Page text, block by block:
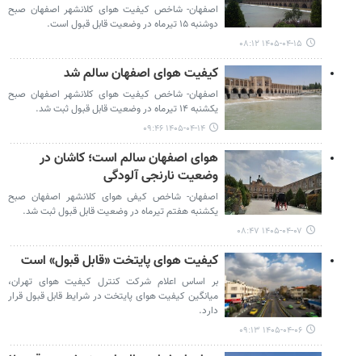
اصفهان- شاخص کیفیت هوای کلانشهر اصفهان صبح
دوشنبه ۱۵ تیرماه در وضعیت قابل قبول است.
۱۴۰۵-۰۴-۱۵ ۰۸:۱۲
کیفیت هوای اصفهان سالم شد
اصفهان- شاخص کیفیت هوای کلانشهر اصفهان صبح
یکشنبه ۱۴ تیرماه در وضعیت قابل قبول ثبت شد.
۱۴۰۵-۰۴-۱۴ ۰۹:۴۶
هوای اصفهان سالم است؛ کاشان در
وضعیت نارنجی آلودگی
اصفهان- شاخص کیفی هوای کلانشهر اصفهان صبح
یکشنبه هفتم تیرماه در وضعیت قابل قبول ثبت شد.
۱۴۰۵-۰۴-۰۷ ۰۸:۴۷
کیفیت هوای پایتخت «قابل قبول» است
بر اساس اعلام شرکت کنترل کیفیت هوای تهران،
میانگین کیفیت هوای پایتخت در شرایط قابل قبول قرار
دارد.
۱۴۰۵-۰۴-۰۶ ۰۹:۱۳